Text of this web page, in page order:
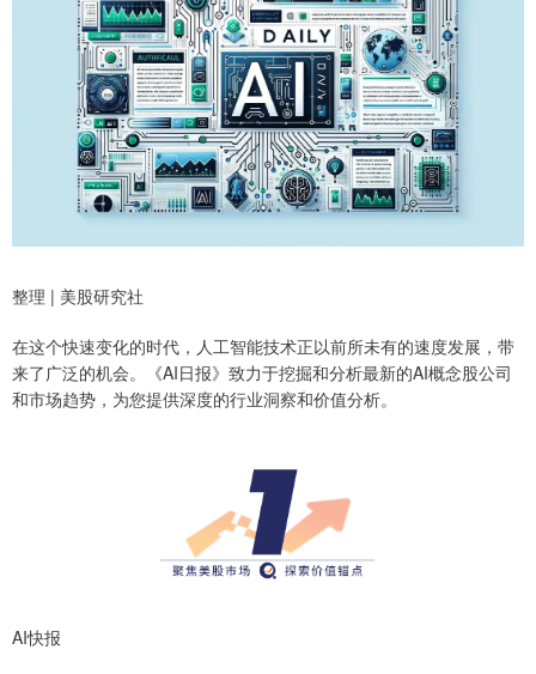
整理 | 美股研究社
在这个快速变化的时代，人工智能技术正以前所未有的速度发展，带
来了广泛的机会。《AI日报》致力于挖掘和分析最新的AI概念股公司
和市场趋势，为您提供深度的行业洞察和价值分析。
AI快报